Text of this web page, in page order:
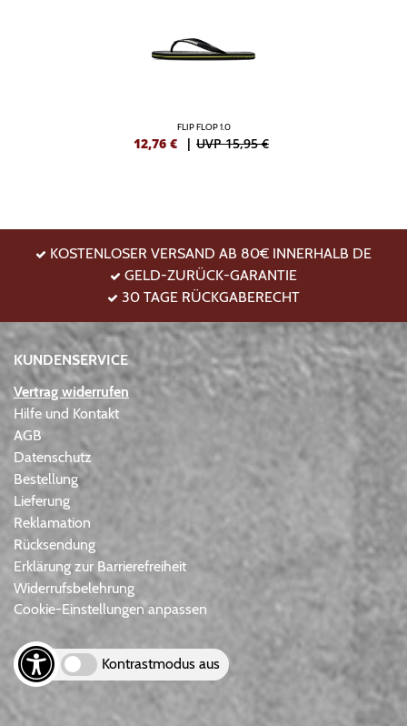
FLIP FLOP 1.0
12,76 € | UVP 15,95 €
KOSTENLOSER VERSAND AB 80€ INNERHALB DE
GELD-ZURÜCK-GARANTIE
30 TAGE RÜCKGABERECHT
KUNDENSERVICE
Vertrag widerrufen
Hilfe und Kontakt
AGB
Datenschutz
Bestellung
Lieferung
Reklamation
Rücksendung
Erklärung zur Barrierefreiheit
Widerrufsbelehrung
Cookie-Einstellungen anpassen
Kontrastmodus aus